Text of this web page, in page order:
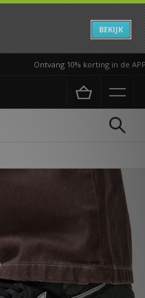
BEKIJK
Ontvang 10% korting in de APP*